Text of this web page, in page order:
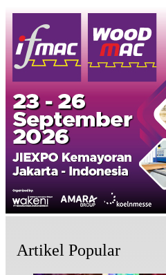
Artikel Popular